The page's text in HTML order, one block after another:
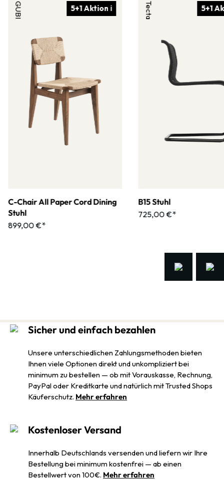
5+1 Aktion ℹ
GUBI
C-Chair All Paper Cord Dining
Stuhl
899,00 €*
5+1
Tecta
B15 Stuhl
725,00 €*
Sicher und einfach bezahlen
Unsere unterschiedlichen Zahlungsmethoden bieten
Ihnen viele Optionen direkt und unkompliziert bei
minimum zu bestellen — ob mit Vorauskasse, Rechnung,
PayPal oder Kreditkarte und natürlich mit Trusted Shops
Käuferschutz. Mehr erfahren
Kostenloser Versand
Innerhalb Deutschlands versenden und liefern wir Ihre
Bestellung bei minimum kostenfrei — ab einen
Bestellwert von 100€. Mehr erfahren